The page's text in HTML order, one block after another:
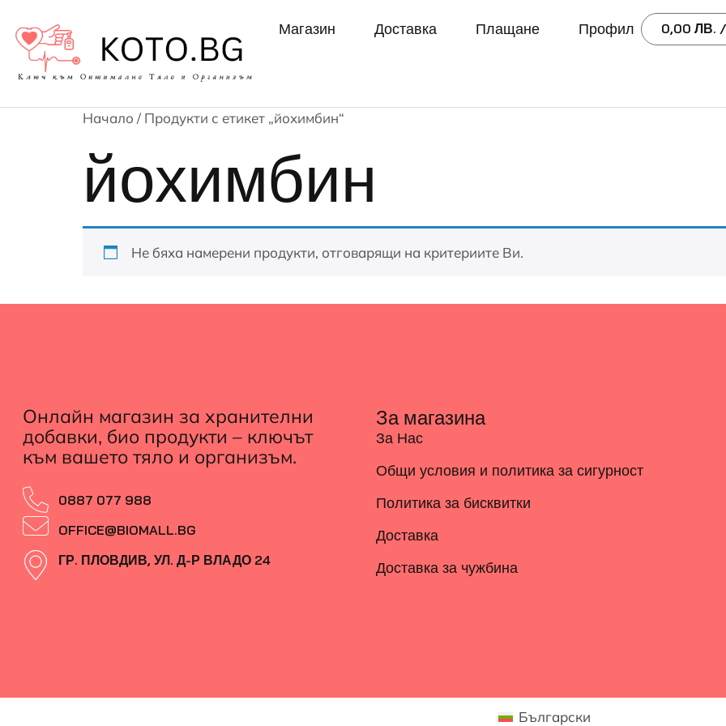
Магазин Доставка Плащане Профил 0,00 ЛВ.
Начало / Продукти с етикет „йохимбин“
йохимбин
Не бяха намерени продукти, отговарящи на критериите Ви.
Онлайн магазин за хранителни
добавки, био продукти – ключът
към вашето тяло и организъм.
0887 077 988
OFFICE@BIOMALL.BG
ГР. ПЛОВДИВ, УЛ. Д-Р ВЛАДО 24
За магазина
За Нас
Общи условия и политика за сигурност
Политика за бисквитки
Доставка
Доставка за чужбина
Български